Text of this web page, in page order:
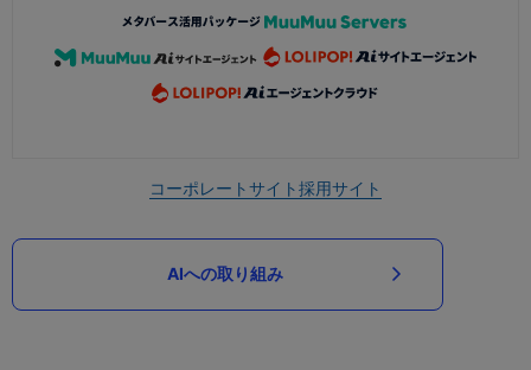
コーポレートサイト採用サイト
AIへの取り組み